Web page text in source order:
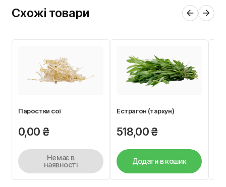
Схожі товари
Паростки сої
0,00 ₴
Немає в
наявності
Естрагон (тархун)
518,00₴
Додати в кошик